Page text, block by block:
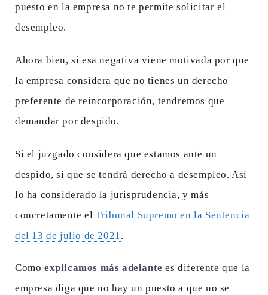
puesto en la empresa no te permite solicitar el
desempleo.
Ahora bien, si esa negativa viene motivada por que
la empresa considera que no tienes un derecho
preferente de reincorporación, tendremos que
demandar por despido.
Si el juzgado considera que estamos ante un
despido, sí que se tendrá derecho a desempleo. Así
lo ha considerado la jurisprudencia, y más
concretamente elTribunal Supremo en la Sentencia
del 13 de julio de 2021 .
Como explicamos más adelante es diferente que la
empresa diga que no hay un puesto a que no se